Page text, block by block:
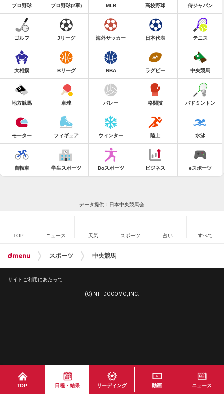
TOP 日程・結果 リーディング 動画 ニュース
プロ野球 プロ野球(2軍) MLB 高校野球 侍ジャパン
ゴルフ Jリーグ 海外サッカー 日本代表 テニス
大相撲 Bリーグ NBA ラグビー 中央競馬
地方競馬 卓球 バレー 格闘技 バドミントン
モーター フィギュア ウィンター 陸上 水泳
自転車 学生スポーツ Doスポーツ ビジネス eスポーツ
データ提供：日本中央競馬会
TOP ニュース 天気 スポーツ 占い すべて
スポーツ 中央競馬
サイトご利用にあたって
(C) NTT DOCOMO, INC.